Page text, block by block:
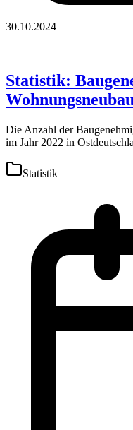
30.10.2024
Statistik:
Die Anzahl der
im Jahr 2022 in
Statistik